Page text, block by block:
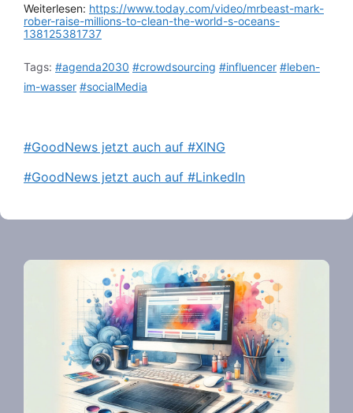
Weiterlesen: https://www.today.com/video/mrbeast-mark-
rober-raise-millions-to-clean-the-world-s-oceans-
138125381737
Tags: #agenda2030 #crowdsourcing #influencer #leben-
im-wasser #socialMedia
#GoodNews jetzt auch auf #XING
#GoodNews jetzt auch auf #LinkedIn